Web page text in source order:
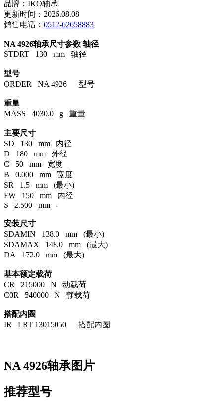
品牌：IKO轴承
更新时间：2026.08.08
销售电话： 0512-62658883
NA 4926轴承尺寸参数 轴径
STDRT 130 mm 轴径
型号
ORDER NA 4926 型号
重量
MASS 4030.0 g 重量
主要尺寸
SD 130 mm 内径
D 180 mm 外径
C 50 mm 宽度
B 0.000 mm 宽度
SR 1.5 mm (最小)
FW 150 mm 内径
S 2.500 mm -
安装尺寸
SDAMIN 138.0 mm (最小)
SDAMAX 148.0 mm (最大)
DA 172.0 mm (最大)
基本额定载荷
CR 215000 N 动载荷
C0R 540000 N 静载荷
搭配内圈
IR LRT 13015050 搭配内圈
NA 4926轴承图片
推荐型号